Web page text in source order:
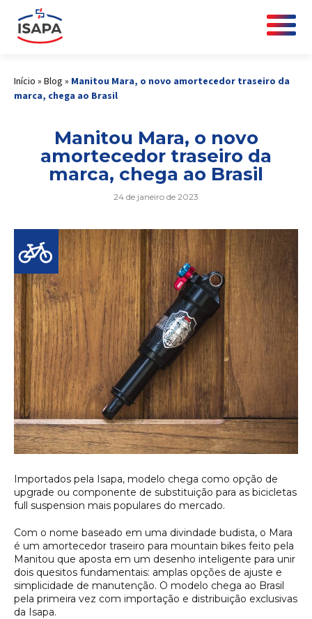
Início » Blog » Manitou Mara, o novo amortecedor traseiro da
marca, chega ao Brasil
Manitou Mara, o novo
amortecedor traseiro da
marca, chega ao Brasil
24 de janeiro de 2023
Importados pela Isapa, modelo chega como opção de
upgrade ou componente de substituição para as bicicletas
full suspension mais populares do mercado.
Com o nome baseado em uma divindade budista, o Mara
é um amortecedor traseiro para mountain bikes feito pela
Manitou que aposta em um desenho inteligente para unir
dois quesitos fundamentais: amplas opções de ajuste e
simplicidade de manutenção. O modelo chega ao Brasil
pela primeira vez com importação e distribuição exclusivas
da Isapa.